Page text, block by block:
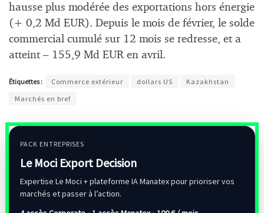
hausse plus modérée des exportations hors énergie
(+ 0,2 Md EUR). Depuis le mois de février, le solde
commercial cumulé sur 12 mois se redresse, et a
atteint – 155,9 Md EUR en avril.
Étiquettes : Commerce extérieur dollars US
Kazakhstan
Marchés en bref
PACK ENTREPRISES
Le Moci Export Decision
Expertise Le Moci + plateforme IA Manatex pour prioriser vos
marchés et passer à l’action.